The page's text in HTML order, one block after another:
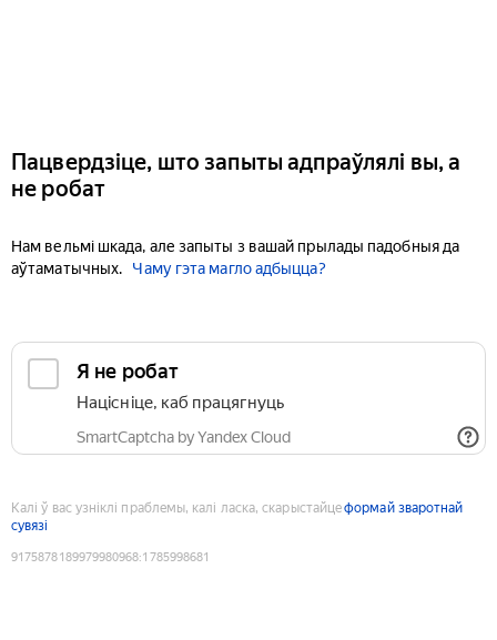
Пацвердзіце, што запыты адпраўлялі вы, а
не робат
Нам вельмі шкада, але запыты з вашай прылады падобныя да
аўтаматычных.
Чаму гэта магло адбыцца?
Я не робат
Націсніце, каб працягнуць
SmartCaptcha by Yandex Cloud
Калі ў вас узніклі праблемы, калі ласка, скарыстайцеформай зваротнай
сувязі
9175878189979980968:1785998681